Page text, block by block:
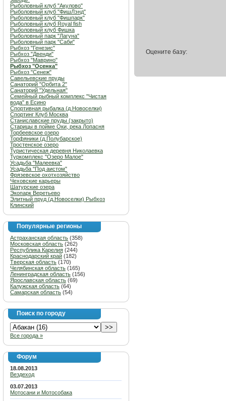
Рыболовный клуб "Акулово"
Рыболовный клуб "ФишЛэнд"
Рыболовный клуб "Фишпарк"
Рыболовный клуб Royal fish
Рыболовный клуб Фишка
Рыболовный парк "Лагуна"
Рыболовный парк "Саби"
Рыбхоз "Генезис"
Рыбхоз "Двенди"
Рыбхоз "Маврино"
Рыбхоз "Осенка"
Рыбхоз "Сенеж"
Савельевские пруды
Санаторий "Орбита 2"
Санаторий "Удельная"
Семейный рыбный комплекс "Чистая
вода" в Есино
Спортивная рыбалка (д.Новоселки)
Спортинг Клуб Москва
Станиславские пруды (закрыто)
Старицы в пойме Оки, река Лопасня
Торбеевское озеро
Торфяники (д.Полубарское)
Тростенское озеро
Туристическая деревня Николаевка
Туркомплекс "Озеро Малое"
Усадьба "Малеевка"
Усадьба "Под аистом"
Фрязевское охотхозяйство
Чеховские карьеры
Шатурские озера
Экопарк Веретьево
Элитный пруд (д.Новоселки) Рыбхоз
Клинский
Популярные регионы
Астраханская область (358)
Московская область (262)
Республика Карелия (244)
Краснодарский край (182)
Тверская область (170)
Челябинская область (165)
Ленинградская область (156)
Ярославская область (69)
Калужская область (64)
Самарская область (54)
Поиск по городу
Все города »
Форум
18.08.2013
Вездеход
03.07.2013
Мотосани и Мотособака
Оцените базу: